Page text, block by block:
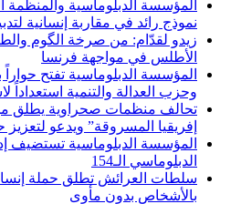
المؤسسة الدبلوماسية والمنظمة
نموذج رائد في مقاربة إنسانية
زيدو لقدّام: من صرخة الگوم
الأطلس في مواجهة فرنسا
المؤسسة الدبلوماسية تفتح
وحزب العدالة والتنمية استعداداً
تحالف منظمات صحراوية يطلق
إفريقيا المسروقة” ويدعو لتعزيز
المؤسسة الدبلوماسية تستضيف
الدبلوماسي الـ154
سلطات العرائش تطلق حملة
بالأشخاص بدون مأوى